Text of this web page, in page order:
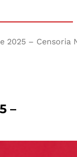
2025 – Censoria
–